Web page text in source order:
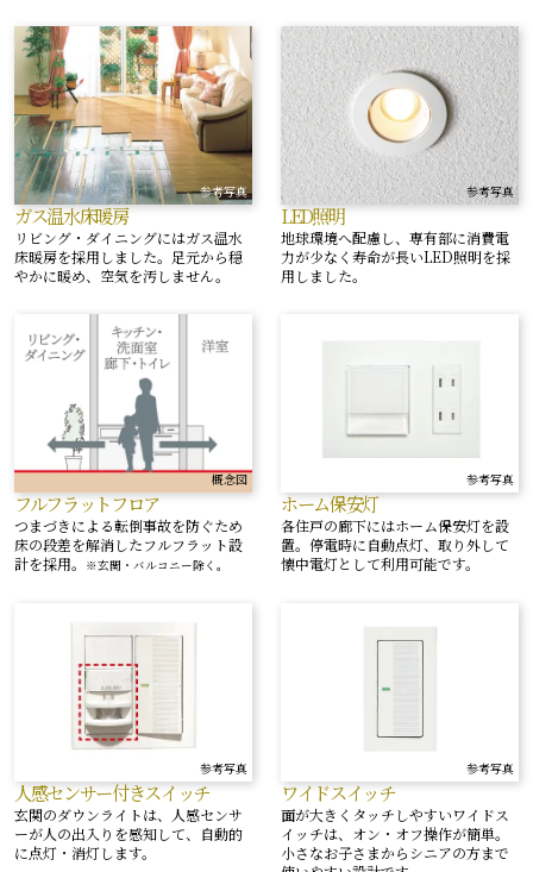
参考写真
ガス温水床暖房
リビング・ダイニングにはガス温水
床暖房を採用しました。足元から穏
やかに暖め、空気を汚しません。
参考写真
LED照明
地球環境へ配慮し、専有部に消費電
力が少なく寿命が長いLED照明を採
用しました。
概念図
フルフラットフロア
つまづきによる転倒事故を防ぐため
床の段差を解消したフルフラット設
計を採用。
※玄関・バルコニー除く。
参考写真
ホーム保安灯
各住戸の廊下にはホーム保安灯を設
置。停電時に自動点灯、取り外して
懐中電灯として利用可能です。
参考写真
人感センサー付きスイッチ
玄関のダウンライトは、人感センサ
ーが人の出入りを感知して、自動的
に点灯・消灯します。
参考写真
ワイドスイッチ
面が大きくタッチしやすいワイドス
イッチは、オン・オフ操作が簡単。
小さなお子さまからシニアの方まで